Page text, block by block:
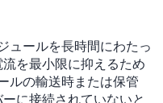
ュールを長時間にわたっ
を最小限に抑えるため
ルの輸送時または保管
に接続されていないと